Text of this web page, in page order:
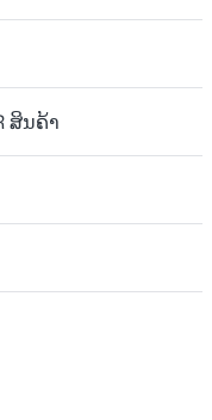
ສິນຄ້າ